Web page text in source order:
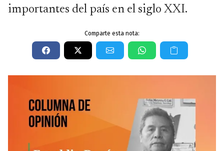
importantes del país en el siglo XXI.
Comparte esta nota: